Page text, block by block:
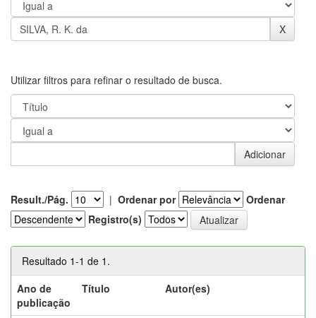
Utilizar filtros para refinar o resultado de busca.
Result./Pág. | Ordenar por
Ordenar
Registro(s)
Resultado 1-1 de 1.
Ano de
publicação
Título Autor(es)